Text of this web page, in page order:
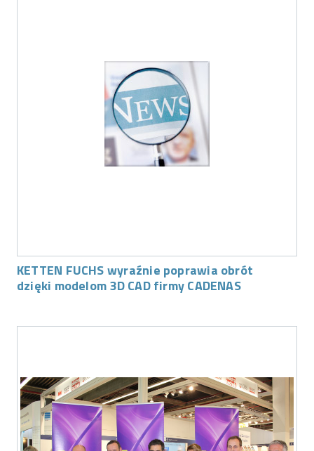
KETTEN FUCHS wyraźnie poprawia obrót
dzięki modelom 3D CAD firmy CADENAS